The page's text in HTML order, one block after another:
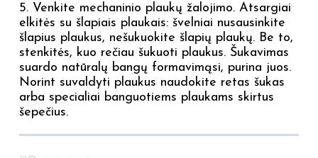
5. Venkite mechaninio plaukų žalojimo. Atsargiai
elkitės su šlapiais plaukais: švelniai nusausinkite
šlapius plaukus, nešukuokite šlapių plaukų. Be to,
stenkitės, kuo rečiau šukuoti plaukus. Šukavimas
suardo natūralų bangų formavimąsi, purina juos.
Norint suvaldyti plaukus naudokite retas šukas
arba specialiai banguotiems plaukams skirtus
šepečius.